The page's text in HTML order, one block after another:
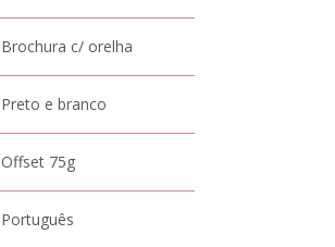
Brochura c/ orelha
Preto e branco
Offset 75g
Português